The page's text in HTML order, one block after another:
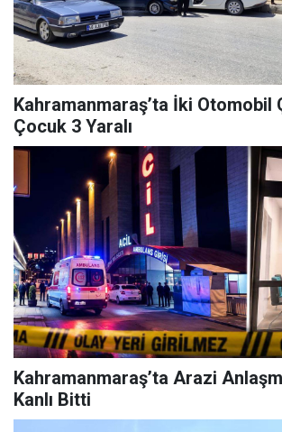
Kahramanmaraş’ta İki Otomobil
Çocuk 3 Yaralı
Kahramanmaraş’ta Arazi
Kanlı Bitti